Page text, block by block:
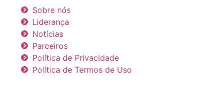
Sobre nós
Liderança
Notícias
Parceiros
Política de Privacidade
Política de Termos de Uso